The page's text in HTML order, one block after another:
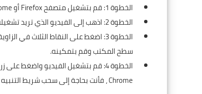
الخطوة 1: قم بتشغيل متصفح Firefox أو Chrome بشكل طبيعي وانتقل إلى YouTube.
الخطوة 2: اذهب إلى الفيديو الذي تريد تشغيله في الخلفية.
الخطوة 3: اضغط على النقاط الثلاث في
سطح المكتب وقم بتمكينه.
الخطوة 4: قم بتشغيل الفيديو واضغط
Chrome ، فأنت بحاجة إلى سحب شريط التنبيه والضغط على زر التشغيل.